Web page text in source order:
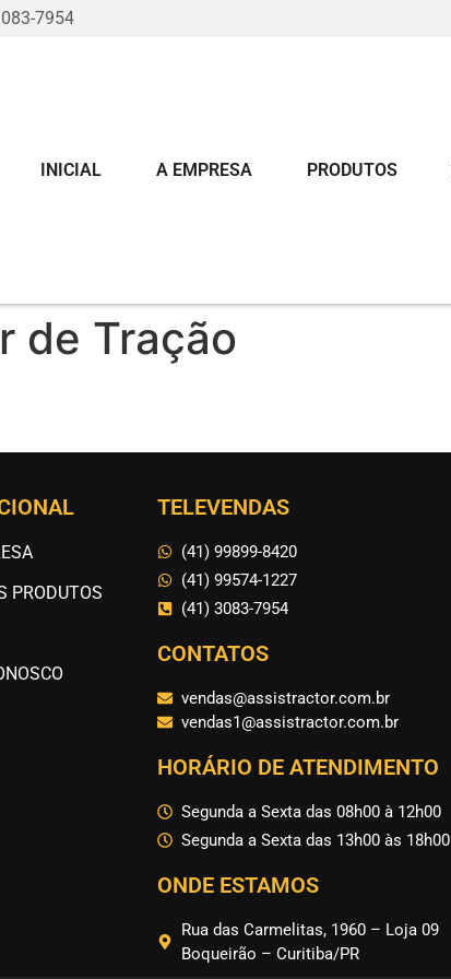
7954
INICIAL A EMPRESA PRODUTOS
de Tração
PRODUTOS
TELEVENDAS
(41) 99899-8420
(41) 99574-1227
(41) 3083-7954
CONTATOS
vendas@assistractor.com.br
vendas1@assistractor.com.br
HORÁRIO DE ATENDIMENTO
Segunda a Sexta das 08h00 à 12h00
Segunda a Sexta das 13h00 às 18h00
ONDE ESTAMOS
Rua das Carmelitas, 1960 – Loja 09
Boqueirão – Curitiba/PR